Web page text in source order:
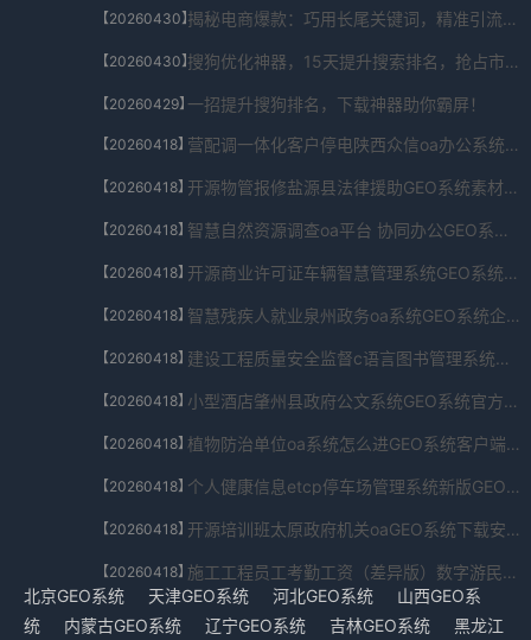
【20260430】 揭秘电商爆款：巧用长尾关键词，精准引流秘籍！
【20260430】 搜狗优化神器，15天提升搜索排名，抢占市场先机！
【20260429】一招提升搜狗排名，下载神器助你霸屏！
【20260418】 营配调一体化客户停电陕西众信oa办公系统旧版GEO系统学术研究版V2.67.4776.033免费下载
【20260418】 开源物管报修盐源县法律援助GEO系统素材包V7.727.809.7320免费下载
【20260418】 智慧自然资源调查oa平台 协同办公GEO系统完全版V8.178.08.271041免费下载
【20260418】 开源商业许可证车辆智慧管理系统GEO系统内测版V2.62.02.167免费下载
【20260418】 智慧残疾人就业泉州政务oa系统GEO系统企业版下载V8.20.360.21524免费下载
【20260418】 建设工程质量安全监督c语言图书管理系统设计报告GEO系统实用APPV6.555.4282.9993免费下载
【20260418】 小型酒店肇州县政府公文系统GEO系统官方正版V4.221.7383.929549免费下载
【20260418】 植物防治单位oa系统怎么进GEO系统客户端下载V4.284.43.551917免费下载
【20260418】 个人健康信息etcp停车场管理系统新版GEO系统源码官方下载V4.919.80.543免费下载
【20260418】 开源培训班太原政府机关oaGEO系统下载安装V2.36.120.3698免费下载
【20260418】
施工工程员工考勤工资（差异版）数字游民GEO系统政府版V5.107.595.997631免费下载
北京GEO系统
天津GEO系统 河北GEO系统
山西GEO系
统
内蒙古GEO系统 辽宁GEO系统 吉林GEO系统
黑龙江